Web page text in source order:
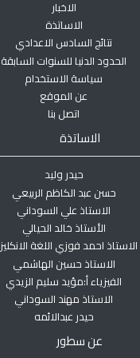
الاخبار
الاساتذة
نتائج السادس الاعدادي
الحدود الدنيا للسنوات السابقة
سياسة الاستخدام
عن الموقع
اتصل بنا
الاساتذة
حيدر وليد
حسن عبد الكاظم الربيعي
الاستاذ علي السوداني
الأستاذ خالد الحيالي
الاستاذ احمد فوزي اللغة الانكليزية
الاستاذ حسين الهاشمي
الفيزياء أ:مؤيد سليم الزيدي
الاستاذ مهند السوداني
حيدر عبدالائمه
عن سطور